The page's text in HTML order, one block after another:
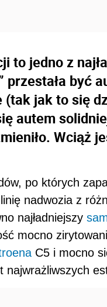
to jedno z
przestała być
jak to się
autem
Wciąż
po których
nadwozia z
najładniejszy
mocno
C5 i mocno
najwrażliwszych